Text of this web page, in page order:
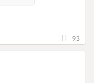
93